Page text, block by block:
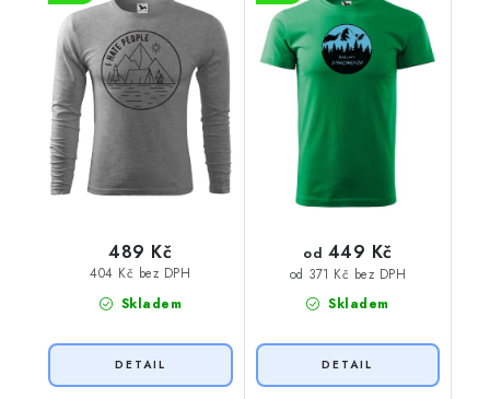
Skladem
404 Kč bez DPH
489 Kč
Skladem
od 371 Kč bez DPH
od 449 Kč